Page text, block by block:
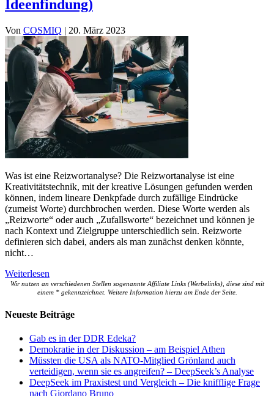
Ideenfindung)
Von COSMIQ | 20. März 2023
Was ist eine Reizwortanalyse? Die Reizwortanalyse ist eine
Kreativitätstechnik, mit der kreative Lösungen gefunden werden
können, indem lineare Denkpfade durch zufällige Eindrücke
(zumeist Worte) durchbrochen werden. Diese Worte werden als
„Reizworte“ oder auch „Zufallsworte“ bezeichnet und können je
nach Kontext und Zielgruppe unterschiedlich sein. Reizworte
definieren sich dabei, anders als man zunächst denken könnte,
nicht…
Weiterlesen
Wir nutzen an verschiedenen Stellen sogenannte Affiliate Links (Werbelinks), diese sind mit
einem * gekennzeichnet. Weitere Information hierzu am Ende der Seite.
Neueste Beiträge
Gab es in der DDR Edeka?
Demokratie in der Diskussion – am Beispiel Athen
Müssten die USA als NATO-Mitglied Grönland auch
verteidigen, wenn sie es angreifen? – DeepSeek’s Analyse
DeepSeek im Praxistest und Vergleich – Die knifflige Frage
nach Giordano Bruno